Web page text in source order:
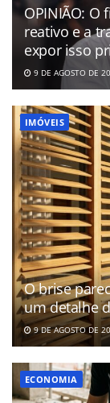
OPINIÃO:
reativo e a
expor isso
9 DE AGOSTO DE
IMÓVEIS
O brise
um detalhe
9 DE AGOSTO DE
ECONOMIA